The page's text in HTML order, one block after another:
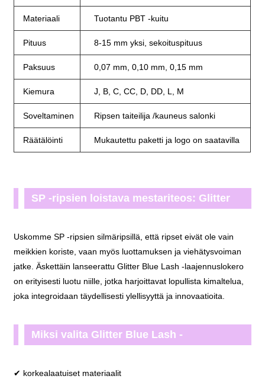
Materiaali Tuotantu PBT -kuitu
Pituus 8-15 mm yksi, sekoituspituus
Paksuus 0,07 mm, 0,10 mm, 0,15 mm
Kiemura J, B, C, CC, D, DD, L, M
Soveltaminen Ripsen taiteilija /kauneus salonki
Räätälöinti Mukautettu paketti ja logo on saatavilla
SP -ripsien loistava mestariteos: Glitter
jokaisesta silmäyksestä häikäisevän
Uskomme SP -ripsien silmäripsillä, että ripset eivät ole vain
meikkien koriste, vaan myös luottamuksen ja viehätysvoiman
jatke. Äskettäin lanseerattu Glitter Blue Lash -laajennuslokero
on erityisesti luotu niille, jotka harjoittavat lopullista kimaltelua,
joka integroidaan täydellisesti ylellisyyttä ja innovaatioita.
Miksi valita Glitter Blue Lash -
✔ korkealaatuiset materiaalit